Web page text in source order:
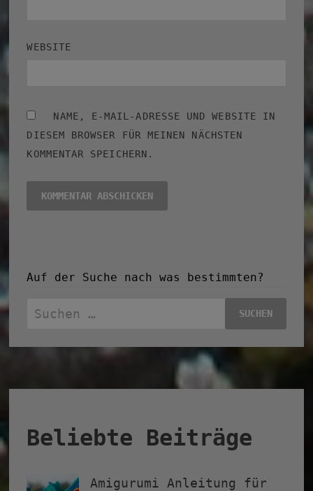
WEBSITE
NAME, E-MAIL-ADRESSE UND WEBSITE IN
DIESEM BROWSER FÜR MEINEN NÄCHSTEN
KOMMENTAR SPEICHERN.
Auf der Suche nach was bestimmten?
Suchen
Beliebte Beiträge
Amigurumi Anleitung für